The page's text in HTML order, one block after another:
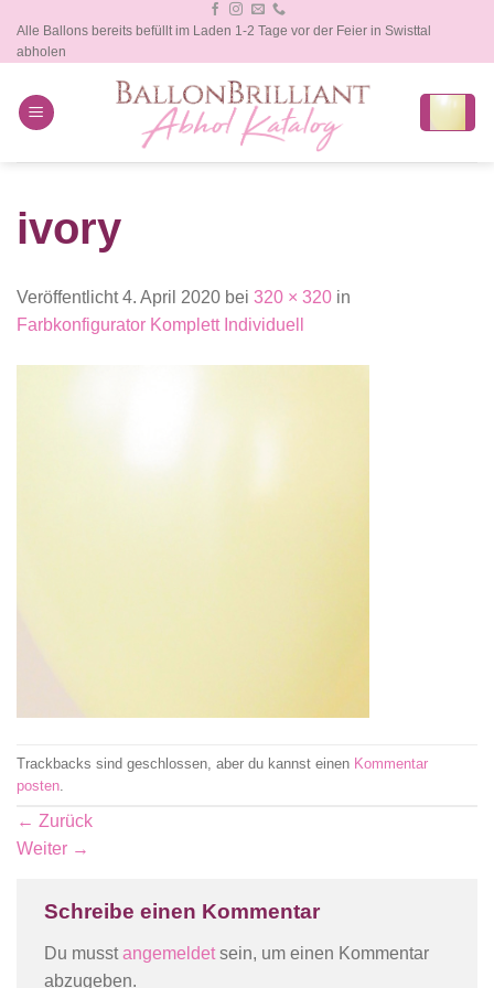
Inhalt
springen
Alle Ballons bereits befüllt im Laden 1-2 Tage vor der Feier in Swisttal
abholen
ivory
Veröffentlicht4. April 2020 bei 320 × 320 in
Farbkonfigurator Komplett Individuell
Trackbacks sind geschlossen, aber du kannst einen Kommentar
posten
← Zurück
Weiter →
Schreibe einen Kommentar
Du musstangemeldetsein, um einen Kommentar
abzugeben.